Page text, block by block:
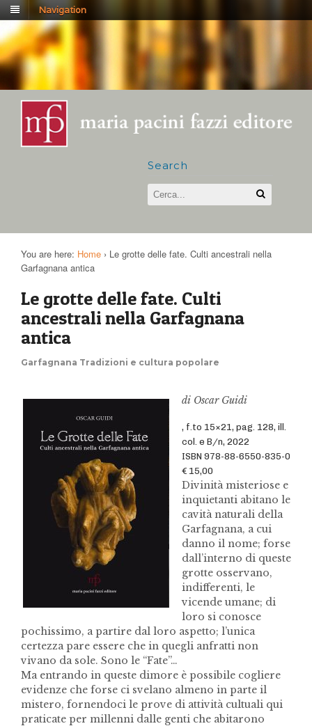
Navigation
Search
You are here: Home › Le grotte delle fate. Culti ancestrali nella
Garfagnana antica
Le grotte delle fate. Culti
ancestrali nella Garfagnana
antica
Garfagnana Tradizioni e cultura popolare
di Oscar Guidi
, f.to 15×21, pag. 128, ill.
col. e B/n, 2022
ISBN 978-88-6550-835-0
€ 15,00
Divinità misteriose e
inquietanti abitano le
cavità naturali della
Garfagnana, a cui
danno il nome; forse
dall’interno di queste
grotte osservano,
indifferenti, le
vicende umane; di
loro si conosce
pochissimo, a partire dal loro aspetto; l’unica
certezza pare essere che in quegli anfratti non
vivano da sole. Sono le “Fate”…
Ma entrando in queste dimore è possibile cogliere
evidenze che forse ci svelano almeno in parte il
mistero, fornendoci le prove di attività cultuali qui
praticate per millenni dalle genti che abitarono